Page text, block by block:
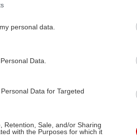
personal data.
Data.
Data for Targeted
Retention, Sale, and/or Sharing
with the Purposes for which it
γραφές
να καλύπτει όλη την ιστορία,
είτε την αγάπη για την κλασική
διήγημα της σειράς.
: ο Βίνκελμαν, ο πατέρας
τον 18ο αιώνα και σήμερα
βλέπει στον εαυτό του πολλές